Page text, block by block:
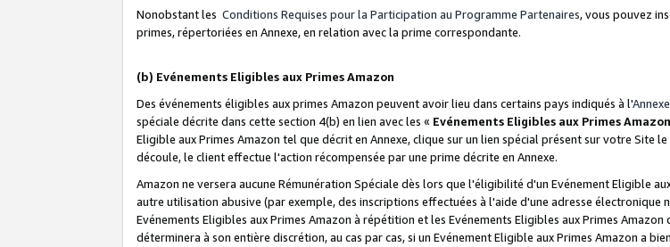
Nonobstant les Conditions Requises pour la Participation au Programme Partenaires, vous pouvez
primes, répertoriées en Annexe, en relation avec la prime correspondante.
(b) Evénements Eligibles aux Primes Amazon
Des événements éligibles aux primes Amazon peuvent avoir lieu dans certains pays indiqués à l'Annexe
spéciale décrite dans cette section 4(b) en lien avec les « Evénements Eligibles aux Primes Amazon
Eligible aux Primes Amazon tel que décrit en Annexe, clique sur un lien spécial présent sur votre Site
découle, le client effectue l'action récompensée par une prime décrite en Annexe.
Amazon ne versera aucune Rémunération Spéciale dès lors que l'éligibilité d'un Evénement Eligible
autre utilisation abusive (par exemple, des inscriptions effectuées à l'aide d'une adresse
Evénements Eligibles aux Primes Amazon à répétition et les Evénements Eligibles aux Primes
déterminera à son entière discrétion, au cas par cas, si un Evénement Eligible aux Primes Amazon a